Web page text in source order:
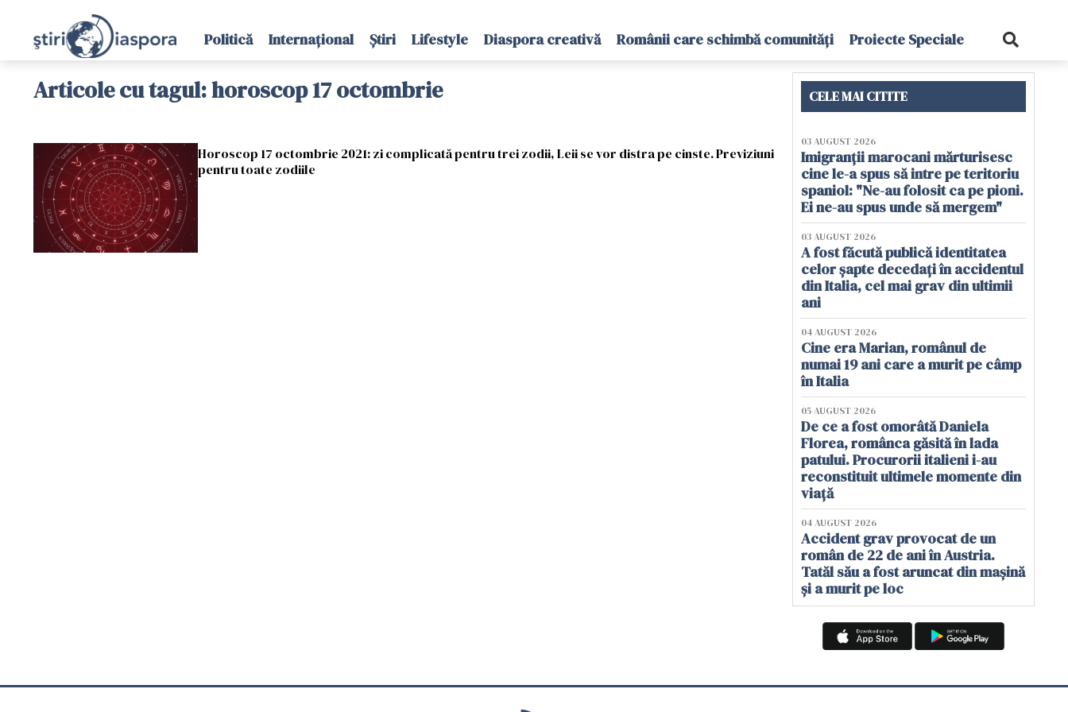
Politică Internațional Știri Lifestyle Diaspora creativă Românii care schimbă comunități Proiecte Speciale
Articole cu tagul: horoscop 17 octombrie
Horoscop 17 octombrie 2021: zi complicată pentru trei zodii, Leii se vor distra pe cinste. Previziuni
pentru toate zodiile
CELE MAI CITITE
03 AUGUST 2026
Imigranții marocani mărturisesc
cine le-a spus să intre pe teritoriu
spaniol: "Ne-au folosit ca pe pioni.
Ei ne-au spus unde să mergem"
03 AUGUST 2026
A fost făcută publică identitatea
celor șapte decedați în accidentul
din Italia, cel mai grav din ultimii
ani
04 AUGUST 2026
Cine era Marian, românul de
numai 19 ani care a murit pe câmp
în Italia
05 AUGUST 2026
De ce a fost omorâtă Daniela
Florea, românca găsită în lada
patului. Procurorii italieni i-au
reconstituit ultimele momente din
viață
04 AUGUST 2026
Accident grav provocat de un
român de 22 de ani în Austria.
Tatăl său a fost aruncat din mașină
și a murit pe loc